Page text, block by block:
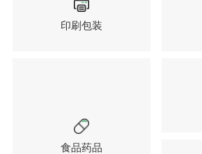
印刷包装
食品药品